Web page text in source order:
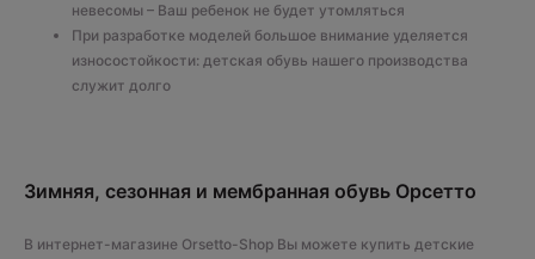
невесомы – Ваш ребенок не будет утомляться
При разработке моделей большое внимание уделяется
износостойкости: детская обувь нашего производства
служит долго
Зимняя, сезонная и мембранная обувь Орсетто
В интернет-магазине Orsetto-Shop Вы можете купить детские